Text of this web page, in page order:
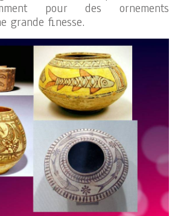
pour des ornements
grande finesse.